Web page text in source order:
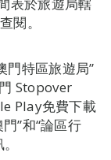
閱。
門特區旅遊局”
Stopover
Play免費下載
”和“論區行